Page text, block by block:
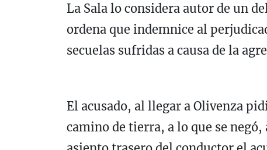
La Sala lo considera autor de un
ordena que indemnice al
secuelas sufridas a causa de la
El acusado, al llegar a Olivenza
camino de tierra, a lo que se negó,